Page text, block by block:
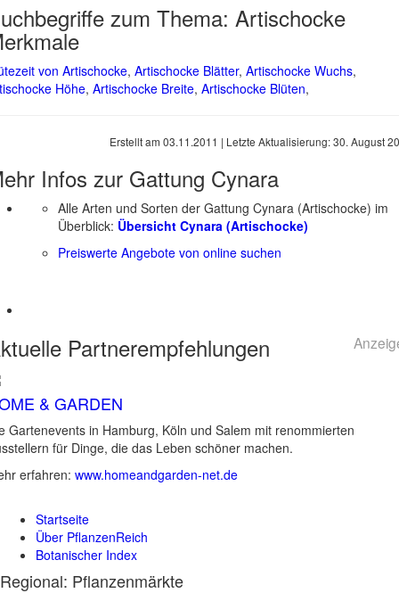
zum Thema: Artischocke
von Artischocke, Artischocke Blätter, Artischocke Wuchs,
Höhe, Artischocke Breite, Artischocke Blüten,
Erstellt am 03.11.2011 | Letzte Aktualisierung:30. August
Infos zur Gattung Cynara
Alle Arten und Sorten der Gattung Cynara (Artischocke) im
Überblick: Übersicht Cynara (Artischocke)
Preiswerte Angebote von online suchen
Partnerempfehlungen
& GARDEN
Gartenevents in Hamburg, Köln und Salem mit renommierten
für Dinge, die das Leben schöner machen.
erfahren: www.homeandgarden-net.de
Startseite
Über PflanzenReich
Botanischer Index
Regional: Pflanzenmärkte